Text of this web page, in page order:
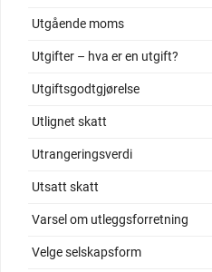
Utgående moms
Utgifter – hva er en utgift?
Utgiftsgodtgjørelse
Utlignet skatt
Utrangeringsverdi
Utsatt skatt
Varsel om utleggsforretning
Velge selskapsform